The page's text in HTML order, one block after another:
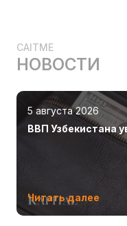
CAITME
НОВОСТИ
5 августа 2026
ВВП Узбекистана
Читать далее